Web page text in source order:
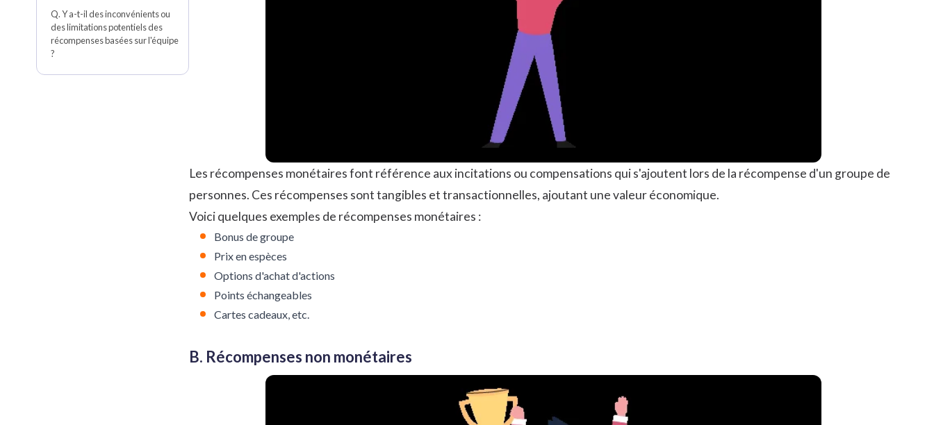
Q. Y a-t-il des inconvénients ou
des limitations potentiels des
récompenses basées sur l'équipe
?
Les récompenses monétaires font référence aux incitations ou compensations qui s'ajoutent lors de la récompense d'un groupe de
personnes. Ces récompenses sont tangibles et transactionnelles, ajoutant une valeur économique.
Voici quelques exemples de récompenses monétaires :
Bonus de groupe
Prix en espèces
Options d'achat d'actions
Points échangeables
Cartes cadeaux , etc.
B. Récompenses non monétaires